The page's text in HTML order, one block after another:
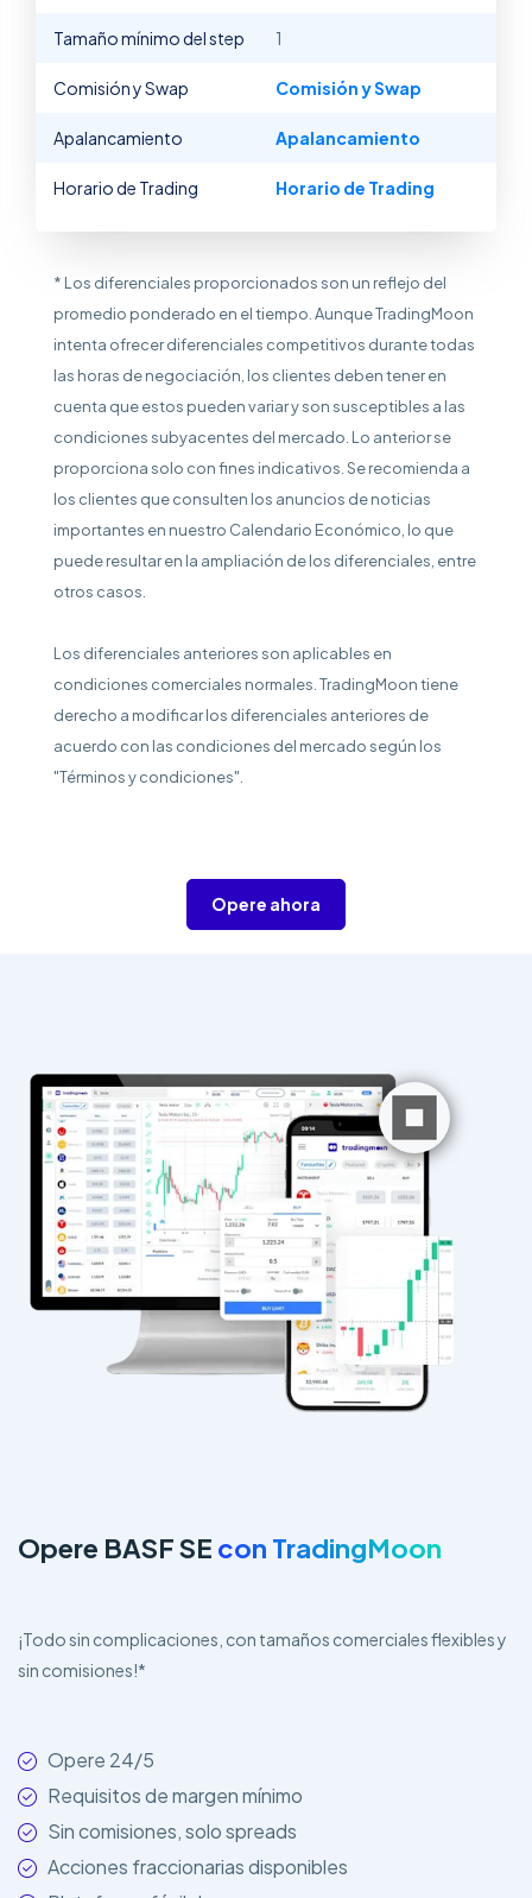
Tamaño mínimo del step 1
Comisión y Swap Comisión y Swap
Apalancamiento Apalancamiento
Horario de Trading Horario de Trading
* Los diferenciales proporcionados son un reflejo del
promedio ponderado en el tiempo. Aunque TradingMoon
intenta ofrecer diferenciales competitivos durante todas
las horas de negociación, los clientes deben tener en
cuenta que estos pueden variar y son susceptibles a las
condiciones subyacentes del mercado. Lo anterior se
proporciona solo con fines indicativos. Se recomienda a
los clientes que consulten los anuncios de noticias
importantes en nuestro Calendario Económico, lo que
puede resultar en la ampliación de los diferenciales, entre
otros casos.
Los diferenciales anteriores son aplicables en
condiciones comerciales normales. TradingMoon tiene
derecho a modificar los diferenciales anteriores de
acuerdo con las condiciones del mercado según los
"Términos y condiciones".
Opere ahora
Opere BASF SE con TradingMoon
¡Todo sin complicaciones, con tamaños comerciales flexibles y
sin comisiones!*
Opere 24/5
Requisitos de margen mínimo
Sin comisiones, solo spreads
Acciones fraccionarias disponibles